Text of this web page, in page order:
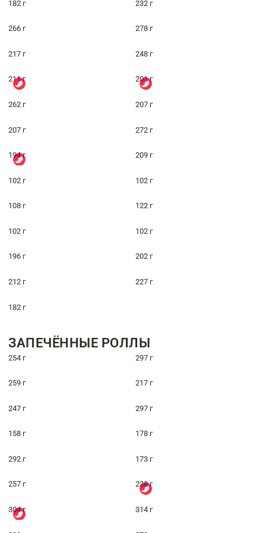
182 г 232 г
266 г 278 г
217 г 248 г
211 г 201 г
262 г 207 г
207 г 272 г
194 г 209 г
102 г 102 г
108 г 122 г
102 г 102 г
196 г 202 г
212 г 227 г
182 г
ЗАПЕЧЁННЫЕ РОЛЛЫ
254 г 297 г
259 г 217 г
247 г 297 г
158 г 178 г
292 г 173 г
257 г 238 г
304 г 314 г